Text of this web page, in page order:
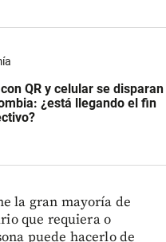
QR y celular se disparan
¿está llegando el fin
la gran mayoría de
que requiera o
puede hacerlo de